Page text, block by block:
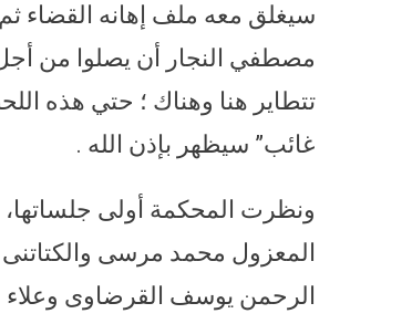
سيغلق معه ملف إهانه القضاء
مصطفي النجار أن يصلوا من
تتطاير هنا وهناك ؛ حتي هذه
غائب” سيظهر بإذن الله .
المعزول محمد مرسى
الرحمن يوسف القرضاوى وعلاء